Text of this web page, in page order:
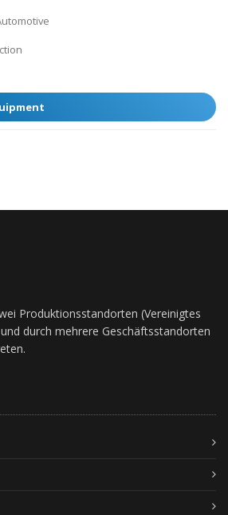
Produktionsstandorten (Vereinigtes
durch mehrere Geschäftsstandorten